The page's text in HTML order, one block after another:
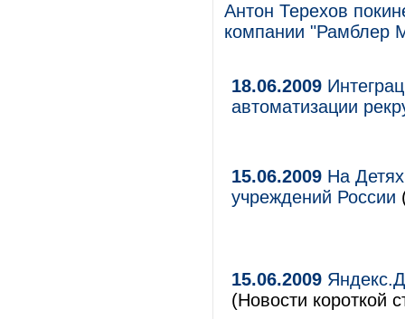
Антон Терехов
компании "Рамблер
18.06.2009
автоматизации
15.06.2009 На
учреждений России
15.06.2009
(Новости короткой